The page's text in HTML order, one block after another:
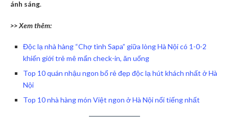
ánh sáng.
>> Xem thêm:
Độc lạ nhà hàng “Chợ tình Sapa” giữa lòng Hà Nội có 1-0-2
khiến giới trẻ mê mẩn check-in, ăn uống
Top 10 quán nhậu ngon bổ rẻ đẹp độc lạ hút khách nhất ở Hà
Nội
Top 10 nhà hàng món Việt ngon ở Hà Nội nổi tiếng nhất